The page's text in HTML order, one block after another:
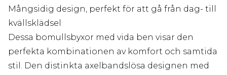
Mångsidig design, perfekt för att gå från dag- till
kvällsklädsel
Dessa bomullsbyxor med vida ben visar den
perfekta kombinationen av komfort och samtida
stil. Den distinkta axelbandslösa designen med